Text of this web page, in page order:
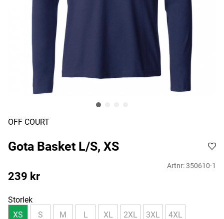
OFF COURT
Gota Basket L/S, XS
Artnr:350610-1
239 kr
Storlek
XS
S M L XL 2XL 3XL 4XL